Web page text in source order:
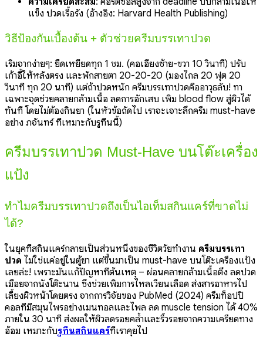
แข็ง ปวดเรื้อรัง (อ้างอิง: Harvard Health Publishing)
วิธีป้องกันเบื้องต้น + ตัวช่วยครีมบรรเทาปวด
เริ่มจากง่ายๆ: ยืดเหยียดทุก 1 ชม. (คอเอียงซ้าย-ขวา 10 วินาที) ปรับ
เก้าอี้ให้หลังตรง และพักสายตา 20-20-20 (มองไกล 20 ฟุต 20
วินาที ทุก 20 นาที) แต่ถ้าปวดหนัก ครีมบรรเทาปวดคืออาวุธลับ! ทา
เฉพาะจุดช่วยคลายกล้ามเนื้อ ลดการอักเสบ เพิ่ม blood flow สู่ผิวได้
ทันที โดยไม่ต้องกินยา (ในหัวข้อถัดไป เราจะเจาะลึกครีม must-have
อย่าง ภจันทร์ ที่เหมาะกับรูทีนนี้)
ครีมบรรเทาปวด Must-Have บนโต๊ะเครื่อง
แป้ง
ทำไมครีมบรรเทาปวดถึงเป็นไอเท็มสกินแคร์ที่ขาดไม่
ได้?
ในยุคที่สกินแคร์กลายเป็นส่วนหนึ่งของชีวิตวัยทำงาน ครีมบรรเทา
ปวด ไม่ใช่แค่อยู่ในตู้ยา แต่ขึ้นมาเป็น must-have บนโต๊ะเครื่องแป้ง
เลยล่ะ! เพราะมันแก้ปัญหาที่ต้นเหตุ – ผ่อนคลายกล้ามเนื้อตึง ลดปวด
เมื่อยจากนั่งโต๊ะนาน ซึ่งช่วยเพิ่มการไหลเวียนเลือด ส่งสารอาหารไป
เลี้ยงผิวหน้าโดยตรง จากการวิจัยของ PubMed (2024) ครีมท็อปปิ
คอลที่มีสมุนไพรอย่างเมนทอลและไพล ลด muscle tension ได้ 40%
ภายใน 30 นาที ส่งผลให้ผิวลดรอยคล้ำและริ้วรอยจากความเครียดทาง
อ้อม เหมาะกับรูทีนสกินแคร์ที่เราคุยไป